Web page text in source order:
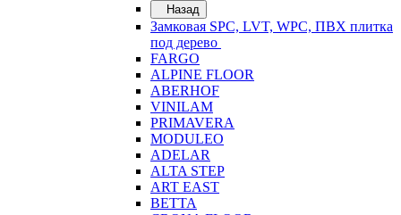
Назад
Замковая SPC, LVT, WPC, ПВХ плитка
под дерево
FARGO
ALPINE FLOOR
ABERHOF
VINILAM
PRIMAVERA
MODULEO
ADELAR
ALTA STEP
ART EAST
BETTA